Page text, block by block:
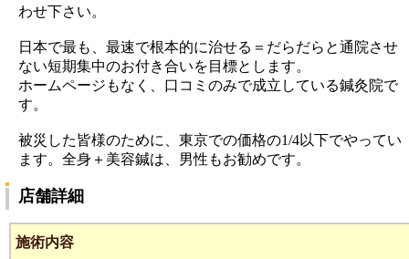
わせ下さい。
日本で最も、最速で根本的に治せる＝だらだらと通院させ
ない短期集中のお付き合いを目標とします。
ホームページもなく、口コミのみで成立している鍼灸院で
す。
被災した皆様のために、東京での価格の1/4以下でやってい
ます。全身＋美容鍼は、男性もお勧めです。
店舗詳細
施術内容